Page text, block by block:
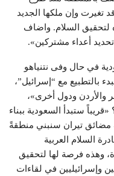
تغيرت وإن ملكها الجديد
لتحقيق السلام. واضاف
أعداء مشتركين».
في حال وفى نتنياهو
بالتطبيع مع “إسرائيل”،
والأردن ودول أخرى»،
ستبدأ السعودية ببناء
مضائق تيران سنبني منطقةً
السلام العربية
وهذه فرصة لها لتحقيق
وإسرائيليين في لقاءات